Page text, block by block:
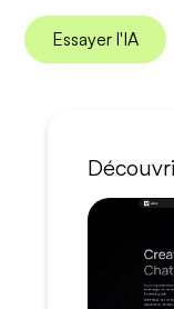
Essayer l'IA